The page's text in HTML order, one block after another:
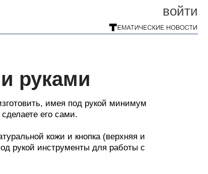
войти
руками
имея под рукой минимум
его сами.
кожи и кнопка (верхняя и
рукой инструменты для работы с